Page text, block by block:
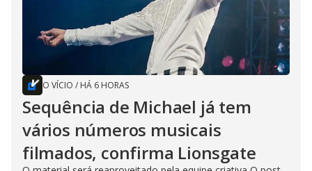
O VÍCIO / HÁ 6 HORAS
Sequência de Michael já tem
vários números musicais
filmados, confirma Lionsgate